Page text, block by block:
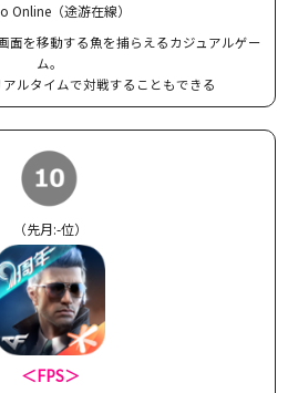
Online（途游在線）
面を移動する魚を捕らえるカジュアルゲー
ム。
ルタイムで対戦することもできる
（先月:-位）
＜FPS＞